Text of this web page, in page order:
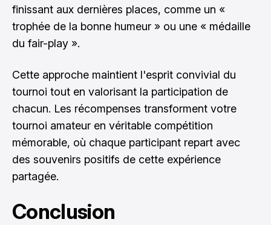
finissant aux dernières places, comme un «
trophée de la bonne humeur » ou une « médaille
du fair-play ».
Cette approche maintient l'esprit convivial du
tournoi tout en valorisant la participation de
chacun. Les récompenses transforment votre
tournoi amateur en véritable compétition
mémorable, où chaque participant repart avec
des souvenirs positifs de cette expérience
partagée.
Conclusion